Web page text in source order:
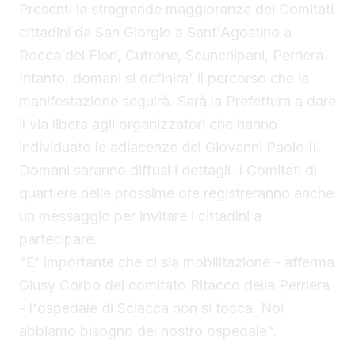
Presenti la stragrande maggioranza dei Comitati
cittadini da San Giorgio a Sant'Agostino a
Rocca dei Fiori, Cutrone, Scunchipani, Perriera.
Intanto, domani si definira' il percorso che la
manifestazione seguirà. Sarà la Prefettura a dare
il via libera agli organizzatori che hanno
individuato le adiacenze del Giovanni Paolo II.
Domani saranno diffusi i dettagli. I Comitati di
quartiere nelle prossime ore registreranno anche
un messaggio per invitare i cittadini a
partecipare.
"E' importante che ci sia mobilitazione - afferma
Giusy Corbo del comitato Ritacco della Perriera
- l'ospedale di Sciacca non si tocca. Noi
abbiamo bisogno del nostro ospedale".